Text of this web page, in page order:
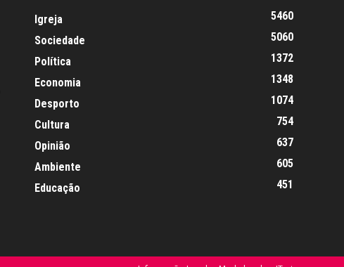
Igreja
5460
Sociedade
5060
Política
1372
Economia
1348
Desporto
1074
Cultura
754
Opinião
637
Ambiente
605
Educação
451